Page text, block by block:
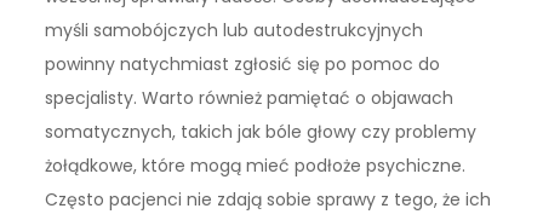
myśli samobójczych lub autodestrukcyjnych
powinny natychmiast zgłosić się po pomoc do
specjalisty. Warto również pamiętać o objawach
somatycznych, takich jak bóle głowy czy problemy
żołądkowe, które mogą mieć podłoże psychiczne.
Często pacjenci nie zdają sobie sprawy z tego, że ich